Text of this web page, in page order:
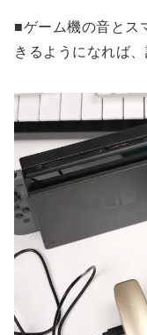
■ゲーム機の音とス
きるようになれば